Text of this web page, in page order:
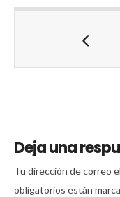
Deja una
Tu dirección de correo
obligatorios están